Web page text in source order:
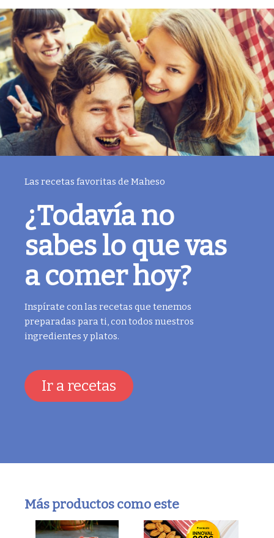
Las recetas favoritas de Maheso
¿Todavía no
sabes lo que vas
a comer hoy?
Inspírate con las recetas que tenemos
preparadas para ti, con todos nuestros
ingredientes y platos.
Ir a recetas
Más productos como este